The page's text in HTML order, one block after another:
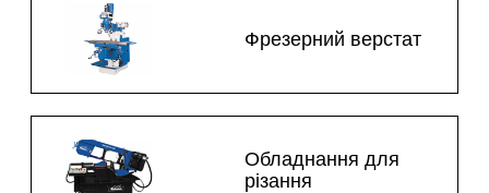
Фрезерний верстат
Обладнання для
різання